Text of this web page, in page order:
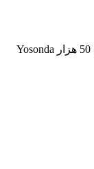
پاوربانک 50 هزار Yosonda